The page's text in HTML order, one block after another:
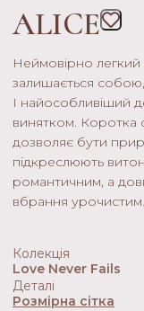
ALICE
Неймовірно легкий
залишається собою,
І найособливіший
винятком. Коротка
дозволяє бути
підкреслюють
романтичним, а
вбрання урочистим.
Колекція
Love Never Fails
Деталі
Розмірна сітка